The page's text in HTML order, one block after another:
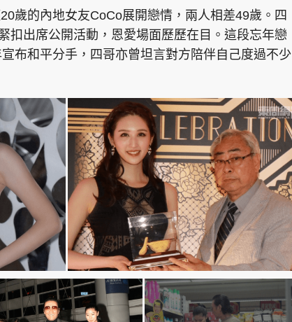
歲的內地女友CoCo展開戀情，兩人相差49歲。四
扣出席公開活動，恩愛場面歷歷在目。這段忘年戀
布和平分手，四哥亦曾坦言對方陪伴自己度過不少